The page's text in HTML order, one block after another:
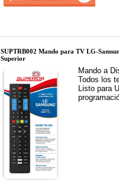
SUPTRB002 Mando para TV LG-
Superior
Mando a
Todos los
Listo para